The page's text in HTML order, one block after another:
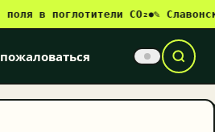
поглотители CO₂●✎ Славонски-